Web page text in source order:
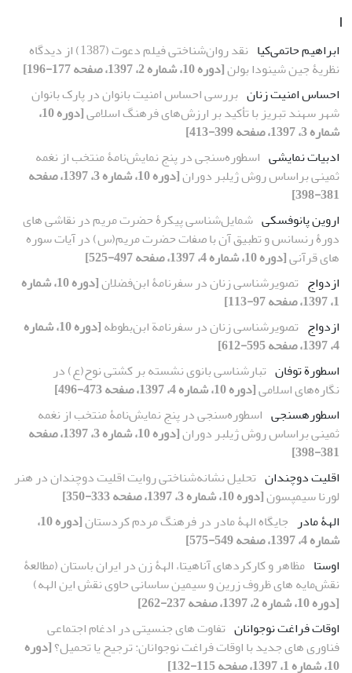
ا
ابراهیم حاتمی‌کیا
نقد روان‌شناختی فیلم دعوت (1387) از دیدگاه
نظریۀ جین شینودا بولن[دوره 10، شماره 2، 1397، صفحه 177-196]
احساس امنیت زنان بررسی احساس امنیت بانوان در پارک بانوان
شهر سهند تبریز با تأکید بر ارزش‌های فرهنگ اسلامی
[دوره 10،
شماره 3، 1397، صفحه 399-413]
ادبیات نمایشی اسطوره‌سنجی در پنج نمایش‌نامۀ منتخب از نغمه
ثمینی براساس روش ژیلبر دوران
[دوره 10، شماره 3، 1397، صفحه
381-398]
اروین پانوفسکی شمایل‌شناسی پیکرۀ حضرت مریم در نقاشی‏ های
دورۀ رنسانس و تطبیق آن با صفات حضرت مریم(س) در آیات سوره‏
های قرآنی[دوره 10، شماره 4، 1397، صفحه 497-525]
ازدواج تصویرشناسی زنان در سفرنامۀ ابن‌فضلان
[دوره 10، شماره
1، 1397، صفحه 97-113]
ازدواج تصویرشناسی زنان در سفرنامة ابن‌بطوطه
[دوره 10، شماره
4، 1397، صفحه 595-612]
اسطورة توفان تبارشناسی بانوی نشسته بر کشتی نوح(ع) در
نگاره‌های اسلامی[دوره 10، شماره 4، 1397، صفحه 473-496]
اسطوره‏سنجی اسطوره‌سنجی در پنج نمایش‌نامۀ منتخب از نغمه
ثمینی براساس روش ژیلبر دوران
[دوره 10، شماره 3، 1397، صفحه
381-398]
اقلیت دوچندان تحلیل نشانه‌شناختی روایت اقلیت دوچندان در هنر
لورنا سیمپسون[دوره 10، شماره 3، 1397، صفحه 333-350]
الهۀ مادر جایگاه الهۀ مادر در فرهنگ مردم کردستان
[دوره 10،
شماره 4، 1397، صفحه 549-575]
اوستا مظاهر و کارکردهای آناهیتا، الهۀ زن در ایران باستان (مطالعۀ
نقش‌مایه‏ های ظروف زرین و سیمین ساسانی حاوی نقش این الهه)
[دوره 10، شماره 2، 1397، صفحه 237-262]
اوقات فراغت نوجوانان تفاوت‏ های جنسیتی در ادغام اجتماعی
فناوری‏ های جدید با اوقات فراغت نوجوانان: ترجیح یا تحمیل؟[دوره
10، شماره 1، 1397، صفحه 115-132]